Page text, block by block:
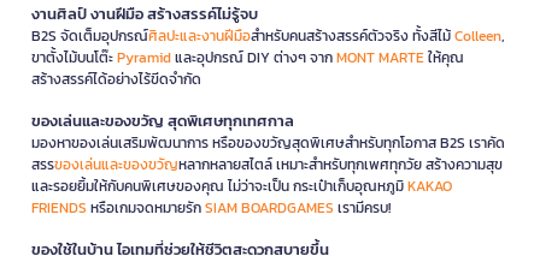
งานศิลป์ งานฝีมือ สร้างสรรค์ไม่รู้จบ
B2S จัดเต็มอุปกรณ์ศิลปะและงานฝีมือสำหรับคนสร้างสรรค์ตัวจริง ทั้งสีไม้Colleen,
ขาตั้งไม้บนโต๊ะPyramidและอุปกรณ์ DIY ต่างๆ จากMONT MARTEให้คุณ
สร้างสรรค์ได้อย่างไร้ขีดจำกัด
ของเล่นและของขวัญ สุดพิเศษทุกเทศกาล
มองหาของเล่นเสริมพัฒนาการ หรือของขวัญสุดพิเศษสำหรับทุกโอกาส B2S เราคัด
สรรของเล่นและของขวัญหลากหลายสไตล์ เหมาะสำหรับทุกเพศทุกวัย สร้างความสุข
และรอยยิ้มให้กับคนพิเศษของคุณ ไม่ว่าจะเป็น กระเป๋าเก็บอุณหภูมิKAKAO
FRIENDS หรือเกมจดหมายรักSIAM BOARDGAMES เรามีครบ!
ของใช้ในบ้าน ไอเทมที่ช่วยให้ชีวิตสะดวกสบายขึ้น